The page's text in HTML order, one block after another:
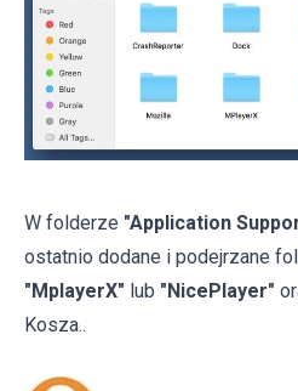
W folderze "Application
ostatnio dodane i podejrzane
"MplayerX" lub "NicePlayer"
Kosza..